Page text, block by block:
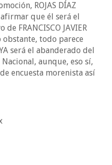
ROJAS DÍAZ
que él será el
FRANCISCO JAVIER
obstante, todo parece
será el abanderado del
aunque, eso sí,
encuesta morenista así